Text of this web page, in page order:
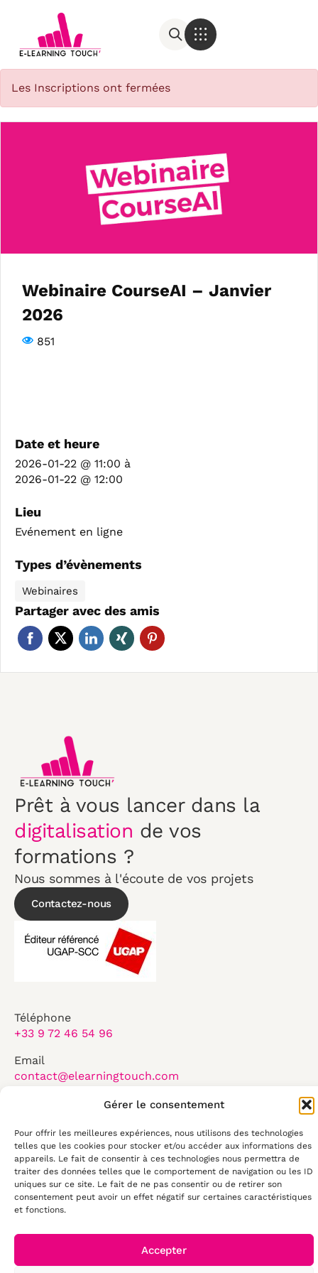
Gérer le consentement
Pour offrir les meilleures expériences, nous utilisons des technologies
telles que les cookies pour stocker et/ou accéder aux informations des
appareils. Le fait de consentir à ces technologies nous permettra de
traiter des données telles que le comportement de navigation ou les ID
uniques sur ce site. Le fait de ne pas consentir ou de retirer son
consentement peut avoir un effet négatif sur certaines caractéristiques
et fonctions.
Accepter
Les Inscriptions ont fermées
Webinaire CourseAI – Janvier
2026
851
Date et heure
2026-01-22 @ 11:00 à
2026-01-22 @ 12:00
Lieu
Evénement en ligne
Types d’évènements
Webinaires
Partager avec des amis
Prêt à vous lancer dans la
digitalisation de vos
formations ?
Nous sommes à l'écoute de vos projets
Contactez-nous
Téléphone
+33 9 72 46 54 96
Email
contact@elearningtouch.com
Du lundi au vendredi :
50 rue Antoine de Saint Exupéry
29490, Guipavas
learning Touch'